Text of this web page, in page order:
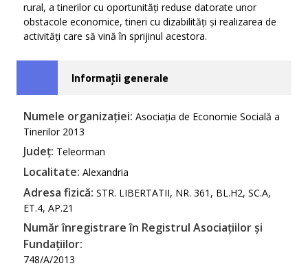
rural, a tinerilor cu oportunități reduse datorate unor
obstacole economice, tineri cu dizabilități și realizarea de
activități care să vină în sprijinul acestora.
Informații generale
Numele organizației: Asociația de Economie Socială a
Tinerilor 2013
Județ: Teleorman
Localitate: Alexandria
Adresa fizică: STR. LIBERTATII, NR. 361, BL.H2, SC.A,
ET.4, AP.21
Număr înregistrare în Registrul Asociațiilor și
Fundațiilor:
748/A/2013